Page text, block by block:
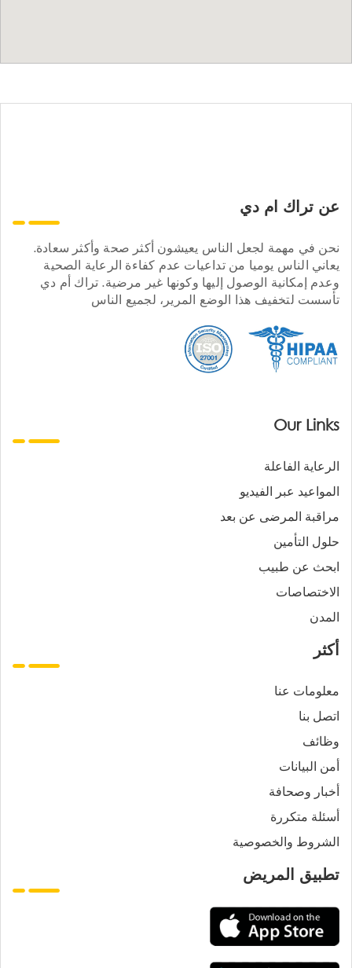
عن تراك ام دي
نحن في مهمة لجعل الناس يعيشون أكثر صحة وأكثر سعادة.
يعاني الناس يوميا من تداعيات عدم كفاءة الرعاية الصحية
وعدم إمكانية الوصول إليها وكونها غير مرضية. تراك أم دي
تأسست لتخفيف هذا الوضع المرير، لجميع الناس
Our Links
الرعاية الفاعلة
المواعيد عبر الفيديو
مراقبة المرضى عن بعد
حلول التأمين
ابحث عن طبيب
الاختصاصات
المدن
أكثر
معلومات عنا
اتصل بنا
وظائف
أمن البيانات
أخبار وصحافة
أسئلة متكررة
الشروط والخصوصية
تطبيق المريض